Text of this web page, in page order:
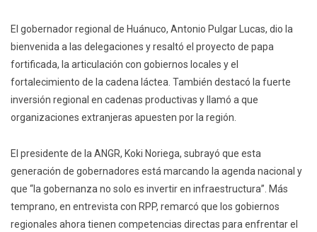
El gobernador regional de Huánuco, Antonio Pulgar Lucas, dio la
bienvenida a las delegaciones y resaltó el proyecto de papa
fortificada, la articulación con gobiernos locales y el
fortalecimiento de la cadena láctea. También destacó la fuerte
inversión regional en cadenas productivas y llamó a que
organizaciones extranjeras apuesten por la región.
El presidente de la ANGR, Koki Noriega, subrayó que esta
generación de gobernadores está marcando la agenda nacional y
que “la gobernanza no solo es invertir en infraestructura”. Más
temprano, en entrevista con RPP, remarcó que los gobiernos
regionales ahora tienen competencias directas para enfrentar el